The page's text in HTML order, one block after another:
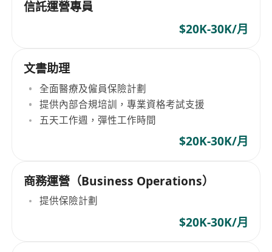
信託運營專員
$20K-30K/月
文書助理
全面醫療及僱員保險計劃
提供內部合規培訓，專業資格考試支援
五天工作週，彈性工作時間
$20K-30K/月
商務運營（Business Operations）
提供保險計劃
$20K-30K/月